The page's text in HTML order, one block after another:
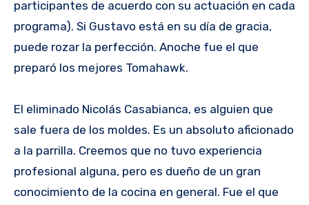
participantes de acuerdo con su actuación en cada
programa). Si Gustavo está en su día de gracia,
puede rozar la perfección. Anoche fue el que
preparó los mejores Tomahawk.
El eliminado Nicolás Casabianca, es alguien que
sale fuera de los moldes. Es un absoluto aficionado
a la parrilla. Creemos que no tuvo experiencia
profesional alguna, pero es dueño de un gran
conocimiento de la cocina en general. Fue el que